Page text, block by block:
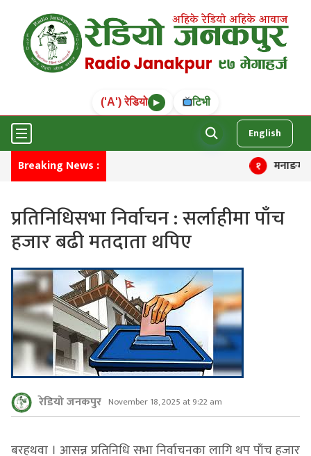
('A') रेडियो ▶ टिभी
English
Breaking News : मनाङमा तीन
प्रतिनिधिसभा निर्वाचन : सर्लाहीमा पाँच
हजार बढी मतदाता थपिए
रेडियो जनकपुर November 18, 2025 at 9:22 am
बरहथवा । आसन्न प्रतिनिधि सभा निर्वाचनका लागि थप पाँच हजार